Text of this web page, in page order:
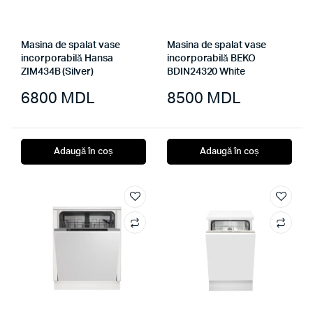
Masina de spalat vase
incorporabilă Hansa
ZIM434B (Silver)
6800 MDL
Adaugă în coș
Masina de spalat vase
incorporabilă BEKO
BDIN24320 White
8500 MDL
Adaugă în coș